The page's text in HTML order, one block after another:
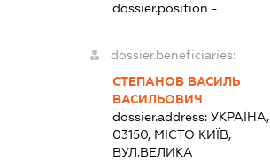
dossier.position -
dossier.beneficiaries:
СТЕПАНОВ ВАСИЛЬ
ВАСИЛЬОВИЧ
dossier.address:УКРАЇНА,
03150, МІСТО КИЇВ,
ВУЛ.ВЕЛИКА